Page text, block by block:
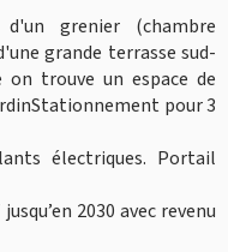
grenier (chambre
grande terrasse sud-
trouve un espace de
pour 3
électriques. Portail
2030 avec revenu